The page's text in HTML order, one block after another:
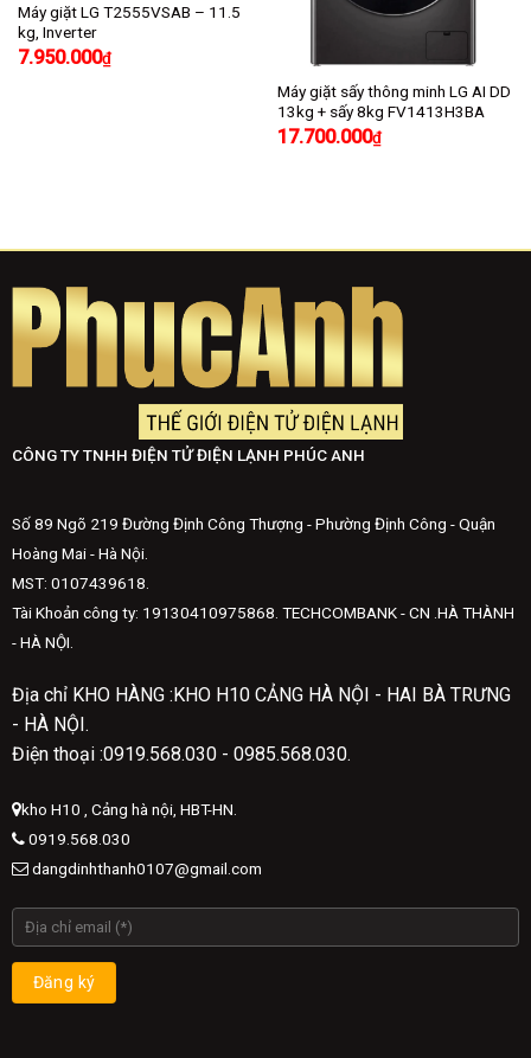
Máy giặt LG T2555VSAB – 11.5
kg, Inverter
7.950.000₫
Máy giặt sấy thông minh LG AI DD
13kg + sấy 8kg FV1413H3BA
17.700.000₫
CÔNG TY TNHH ĐIỆN TỬ ĐIỆN LẠNH PHÚC ANH
Số 89 Ngõ 219 Đường Định Công Thượng - Phường Định Công - Quận
Hoàng Mai - Hà Nội.
MST: 0107439618.
Tài Khoản công ty: 19130410975868. TECHCOMBANK - CN .HÀ THÀNH
- HÀ NỘI.
Địa chỉ KHO HÀNG :KHO H10 CẢNG HÀ NỘI - HAI BÀ TRƯNG
- HÀ NỘI.
Điện thoại :0919.568.030 - 0985.568.030.
kho H10 , Cảng hà nội, HBT-HN.
0919.568.030
dangdinhthanh0107@gmail.com